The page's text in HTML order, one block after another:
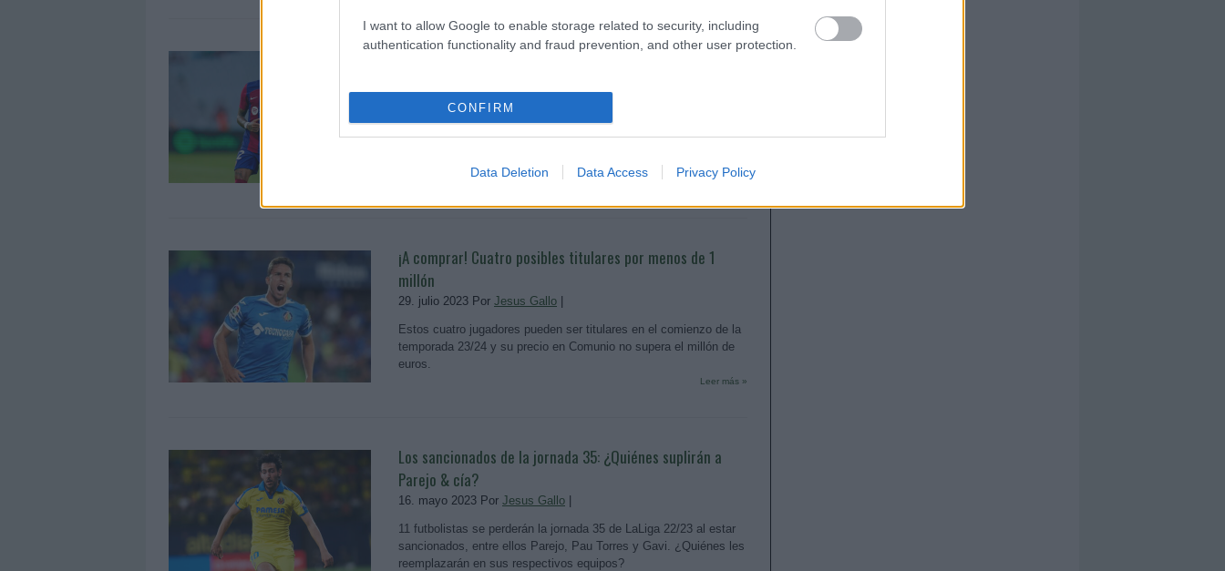
I want to allow Google to enable storage related to security, including
authentication functionality and fraud prevention, and other user protection.
CONFIRM
Data Deletion Data Access Privacy Policy
Los sancionados de la jornada 2: ¿Quiénes suplirán a
16. agosto 2023 Por Jesus Gallo
les reemplazarán en sus respectivos equipos?
Leer más »
¡A comprar! Cuatro posibles titulares por menos de 1
millón
29. julio 2023 Por Jesus Gallo
Estos cuatro jugadores pueden ser titulares en el comienzo de la
temporada 23/24 y su precio en Comunio no supera el millón de
euros.
Leer más »
Los sancionados de la jornada 35: ¿Quiénes suplirán a
Parejo & cía?
16. mayo 2023 Por Jesus Gallo
11 futbolistas se perderán la jornada 35 de LaLiga 22/23 al estar
sancionados, entre ellos Parejo, Pau Torres y Gavi. ¿Quiénes les
reemplazarán en sus respectivos equipos?